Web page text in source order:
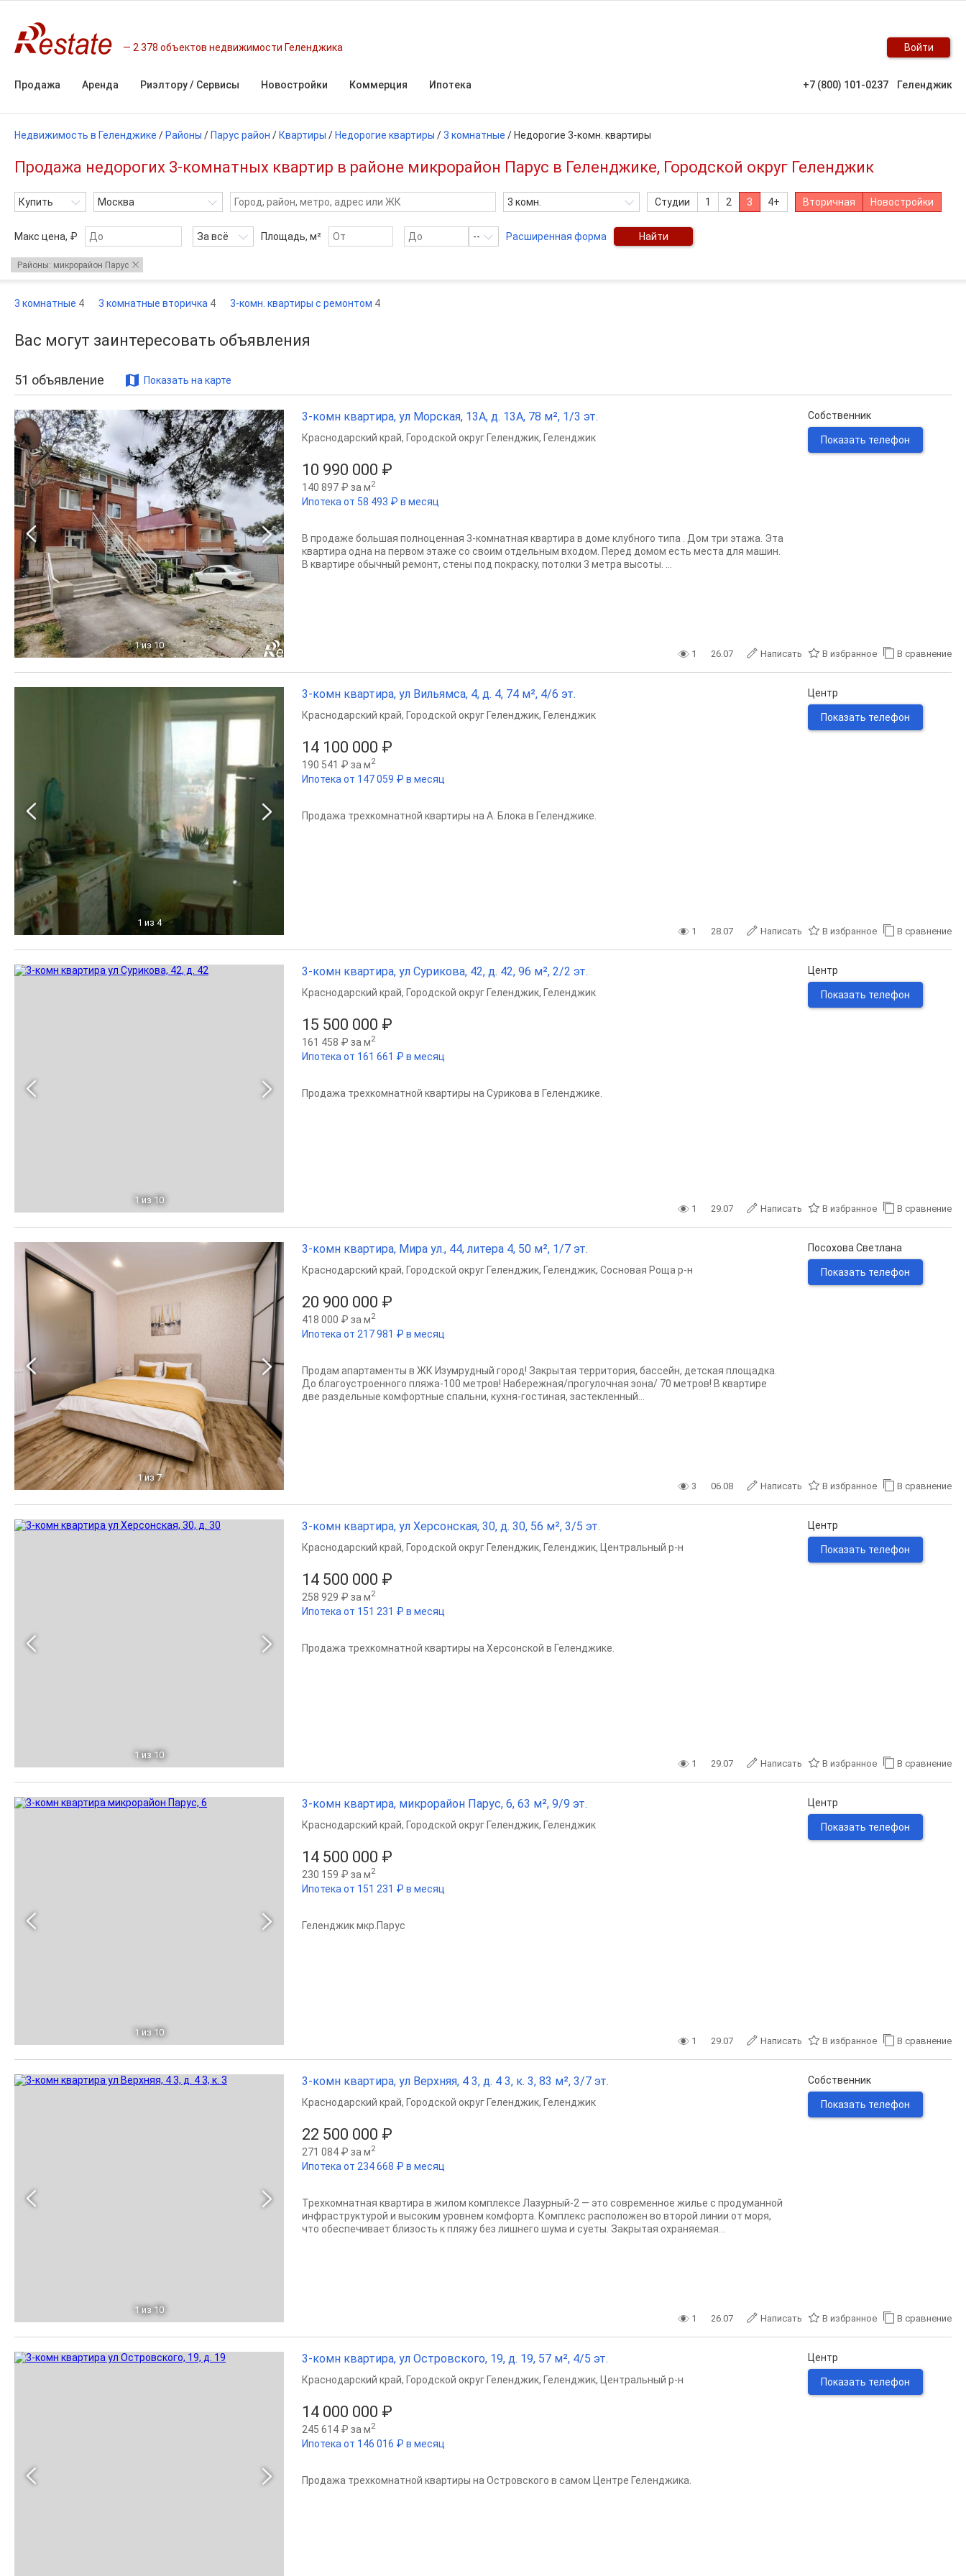
2 378 объектов недвижимости Геленджика Войти
Продажа Аренда Риэлтору / Сервисы Новостройки Коммерция Ипотека +7 (800) 101-0237 Геленджик
Недвижимость в Геленджике / Районы / Парус район / Квартиры / Недорогие квартиры /3 комнатные / Недорогие 3-комн. квартиры
Продажа недорогих 3-комнатных квартир в районе микрорайон Парус в Геленджике, Городской округ Геленджик
Купить Москва 3 комн. Студии 1 2 3 4+ Вторичная Новостройки
Макс цена, ₽ За всё Площадь, м² -- Расширенная форма Найти
Районы: микрорайон Парус
3 комнатные 4 3 комнатные вторичка 4 3-комн. квартиры с ремонтом 4
Вас могут заинтересовать объявления
51 объявление Показать на карте
1 из 10
3-комн квартира, ул Морская, 13А, д. 13А, 78 м², 1/3 эт.
10 990 000 ₽
140 897 ₽ за м2
Ипотека от 58 493 ₽ в месяц
Краснодарский край, Городской округ Геленджик, Геленджик
В продаже большая полноценная 3-комнатная квартира в доме клубного типа . Дом три этажа. Эта
квартира одна на первом этаже со своим отдельным входом. Перед домом есть места для машин.
В квартире обычный ремонт, стены под покраску, потолки 3 метра высоты. ...
Собственник
Показать телефон
1 26.07 Написать В избранное В сравнение
1 из 4
3-комн квартира, ул Вильямса, 4, д. 4, 74 м², 4/6 эт.
14 100 000 ₽
190 541 ₽ за м2
Ипотека от 147 059 ₽ в месяц
Краснодарский край, Городской округ Геленджик, Геленджик
Продажа трехкомнатной квартиры на А. Блока в Геленджике.
Центр
Показать телефон
1 28.07 Написать В избранное В сравнение
1 из 10
3-комн квартира, ул Сурикова, 42, д. 42, 96 м², 2/2 эт.
15 500 000 ₽
161 458 ₽ за м2
Ипотека от 161 661 ₽ в месяц
Краснодарский край, Городской округ Геленджик, Геленджик
Продажа трехкомнатной квартиры на Сурикова в Геленджике.
Центр
Показать телефон
1 29.07 Написать В избранное В сравнение
1 из 7
3-комн квартира, Мира ул., 44, литера 4, 50 м², 1/7 эт.
20 900 000 ₽
418 000 ₽ за м2
Ипотека от 217 981 ₽ в месяц
Краснодарский край, Городской округ Геленджик, Геленджик, Сосновая Роща р-н
Продам апартаменты в ЖК Изумрудный город! Закрытая территория, бассейн, детская площадка.
До благоустроенного пляжа-100 метров! Набережная/прогулочная зона/ 70 метров! В квартире
две раздельные комфортные спальни, кухня-гостиная, застекленный...
Посохова Светлана
Показать телефон
3 06.08 Написать В избранное В сравнение
1 из 10
3-комн квартира, ул Херсонская, 30, д. 30, 56 м², 3/5 эт.
14 500 000 ₽
258 929 ₽ за м2
Ипотека от 151 231 ₽ в месяц
Краснодарский край, Городской округ Геленджик, Геленджик, Центральный р-н
Продажа трехкомнатной квартиры на Херсонской в Геленджике.
Центр
Показать телефон
1 29.07 Написать В избранное В сравнение
1 из 10
3-комн квартира, микрорайон Парус, 6, 63 м², 9/9 эт.
14 500 000 ₽
230 159 ₽ за м2
Ипотека от 151 231 ₽ в месяц
Краснодарский край, Городской округ Геленджик, Геленджик
Геленджик мкр.Парус
Центр
Показать телефон
1 29.07 Написать В избранное В сравнение
1 из 10
3-комн квартира, ул Верхняя, 4 3, д. 4 3, к. 3, 83 м², 3/7 эт.
22 500 000 ₽
271 084 ₽ за м2
Ипотека от 234 668 ₽ в месяц
Краснодарский край, Городской округ Геленджик, Геленджик
Трехкомнатная квартира в жилом комплексе Лазурный-2 — это современное жилье с продуманной
инфраструктурой и высоким уровнем комфорта. Комплекс расположен во второй линии от моря,
что обеспечивает близость к пляжу без лишнего шума и суеты. Закрытая охраняемая...
Собственник
Показать телефон
1 26.07 Написать В избранное В сравнение
3-комн квартира, ул Островского, 19, д. 19, 57 м², 4/5 эт.
14 000 000 ₽
245 614 ₽ за м2
Ипотека от 146 016 ₽ в месяц
Краснодарский край, Городской округ Геленджик, Геленджик, Центральный р-н
Продажа трехкомнатной квартиры на Островского в самом Центре Геленджика.
Центр
Показать телефон